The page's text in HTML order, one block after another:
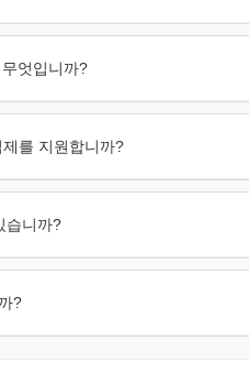
엇입니까?
를 지원합니까?
습니까?
?